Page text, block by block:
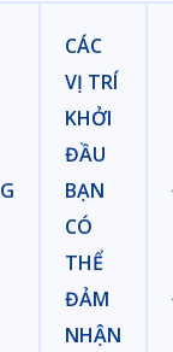
CÁC
VỊ TRÍ
KHỞI
ĐẦU
BẠN
CÓ
THỂ
ĐẢM
NHẬN